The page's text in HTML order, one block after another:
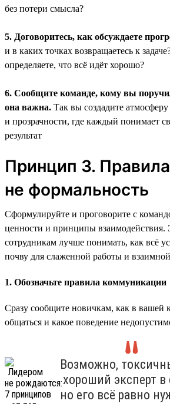
без потери смысла?
5. Договоритесь, как обсуждаете
и в каких точках возвращаетесь к
определяете, что всё идёт хорошо?
6. Сообщите команде, кому вы
она важна. Так вы создадите
и прозрачности, где каждый понимает
результат
Принцип 3.
не формальность
Сформулируйте и проговорите с
ценности и принципы взаимодействия.
сотрудникам лучше понимать, как всё
почву для слаженной работы и
1. Обозначьте правила коммуникации
Сразу сообщите новичкам, как в вашей
общаться и какое поведение
Возможно,
хороший эксперт в
но его всё равно